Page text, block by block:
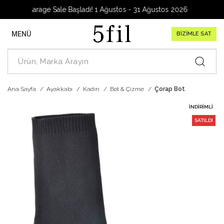
Garage Sale Başladı! 1 Ağustos - 31 Ağustos 2026
MENÜ BİZİMLE SAT
Ana Sayfa Ayakkabı Kadın Bot & Çizme Çorap Bot
İNDIRIMLI
SATILDI